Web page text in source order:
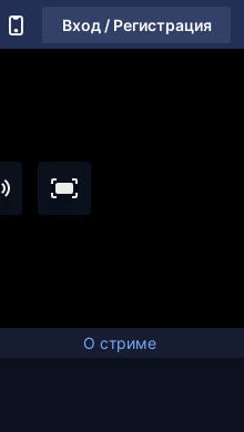
Вход / Регистрация
О стриме